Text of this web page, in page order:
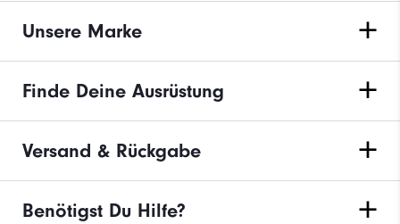
Unsere Marke
Finde Deine Ausrüstung
Versand & Rückgabe
Benötigst Du Hilfe?